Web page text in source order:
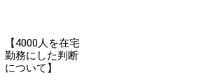
【4000人を在宅
勤務にした判断
について】